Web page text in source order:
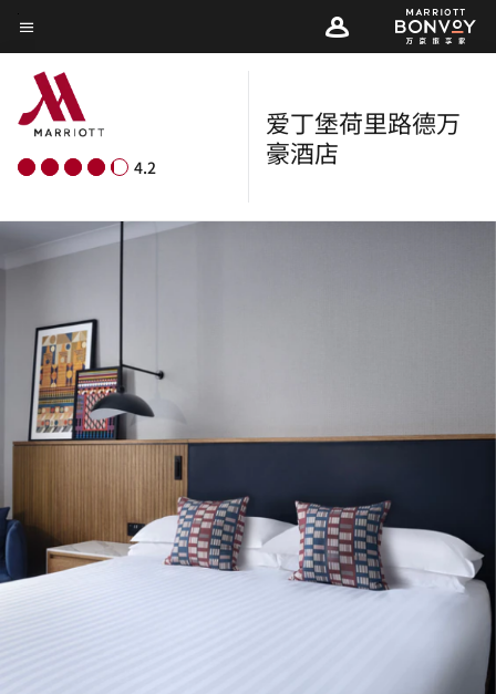
Skip
to
main
content
菜单文本
4.2
爱丁堡荷里路德万
豪酒店